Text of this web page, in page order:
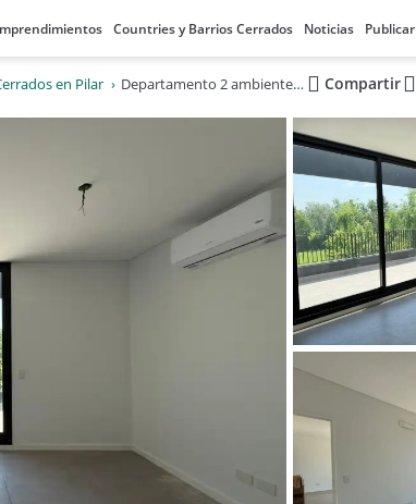
Countries y Barrios Cerrados Noticias Publicar
en Pilar Departamento 2 ambientes nuevo a estrenar en Pilar Compartir